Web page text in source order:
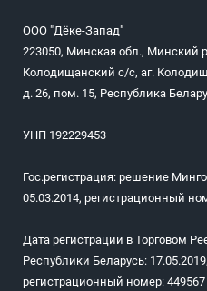
ООО "Дёке-Запад"
223050, Минская обл., Минский
Колодищанский с/с, аг.
д. 26, пом. 15, Республика
УНП 192229453
Гос.регистрация: решение
05.03.2014, регистрационный
Дата регистрации в Торговом
Республики Беларусь: 17.05.2019,
регистрационный номер: 449567